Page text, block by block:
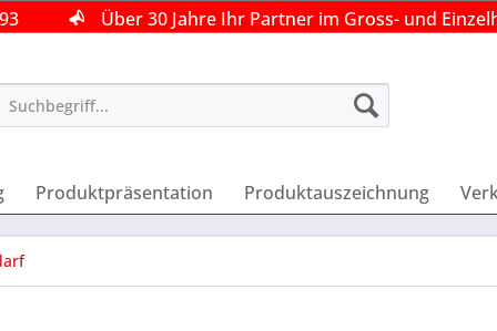
Über 30 Jahre Ihr Partner im Gross- und
Über 30 Jahre Ihr Partner im Gross- und
Produktpräsentation Produktauszeichnung
Über 30 Jahre Ihr Partner im Gross- und